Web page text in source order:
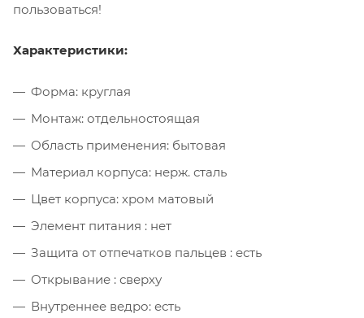
пользоваться!
Характеристики:
Форма: круглая
Монтаж: отдельностоящая
Область применения: бытовая
Материал корпуса: нерж. сталь
Цвет корпуса: хром матовый
Элемент питания : нет
Защита от отпечатков пальцев : есть
Открывание : сверху
Внутреннее ведро: есть